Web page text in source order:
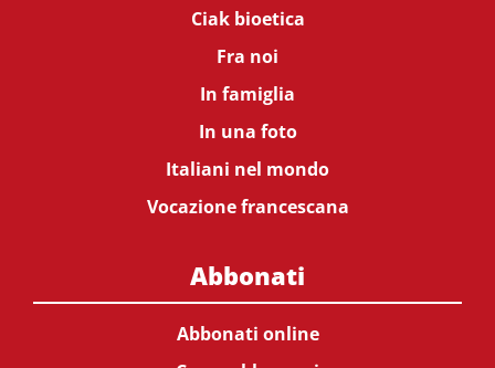
Ciak bioetica
Fra noi
In famiglia
In una foto
Italiani nel mondo
Vocazione francescana
Abbonati
Abbonati online